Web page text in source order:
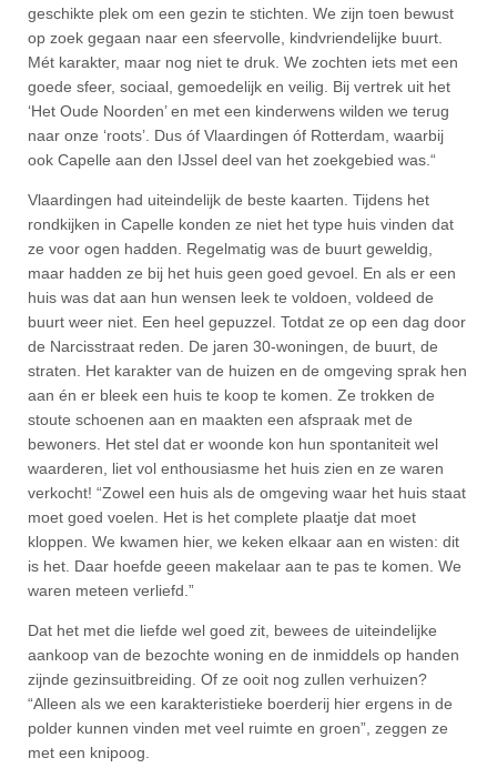
geschikte plek om een gezin te stichten. We zijn toen bewust
op zoek gegaan naar een sfeervolle, kindvriendelijke buurt.
Mét karakter, maar nog niet te druk. We zochten iets met een
goede sfeer, sociaal, gemoedelijk en veilig. Bij vertrek uit het
‘Het Oude Noorden’ en met een kinderwens wilden we terug
naar onze ‘roots’. Dus óf Vlaardingen óf Rotterdam, waarbij
ook Capelle aan den IJssel deel van het zoekgebied was.“
Vlaardingen had uiteindelijk de beste kaarten. Tijdens het
rondkijken in Capelle konden ze niet het type huis vinden dat
ze voor ogen hadden. Regelmatig was de buurt geweldig,
maar hadden ze bij het huis geen goed gevoel. En als er een
huis was dat aan hun wensen leek te voldoen, voldeed de
buurt weer niet. Een heel gepuzzel. Totdat ze op een dag door
de Narcisstraat reden. De jaren 30-woningen, de buurt, de
straten. Het karakter van de huizen en de omgeving sprak hen
aan én er bleek een huis te koop te komen. Ze trokken de
stoute schoenen aan en maakten een afspraak met de
bewoners. Het stel dat er woonde kon hun spontaniteit wel
waarderen, liet vol enthousiasme het huis zien en ze waren
verkocht! “Zowel een huis als de omgeving waar het huis staat
moet goed voelen. Het is het complete plaatje dat moet
kloppen. We kwamen hier, we keken elkaar aan en wisten: dit
is het. Daar hoefde geeen makelaar aan te pas te komen. We
waren meteen verliefd.”
Dat het met die liefde wel goed zit, bewees de uiteindelijke
aankoop van de bezochte woning en de inmiddels op handen
zijnde gezinsuitbreiding. Of ze ooit nog zullen verhuizen?
“Alleen als we een karakteristieke boerderij hier ergens in de
polder kunnen vinden met veel ruimte en groen”, zeggen ze
met een knipoog.